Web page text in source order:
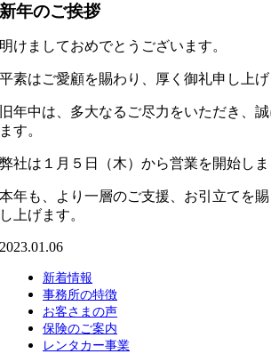
新年のご挨拶
明けましておめでとうございます。
平素はご愛顧を賜わり、厚く御礼申し上げ
旧年中は、多大なるご尽力をいただき、
ます。
弊社は１月５日（木）から営業を開始しま
本年も、より一層のご支援、お引立てを
し上げます。
2023.01.06
新着情報
事務所の特徴
お客さまの声
保険のご案内
レンタカー事業